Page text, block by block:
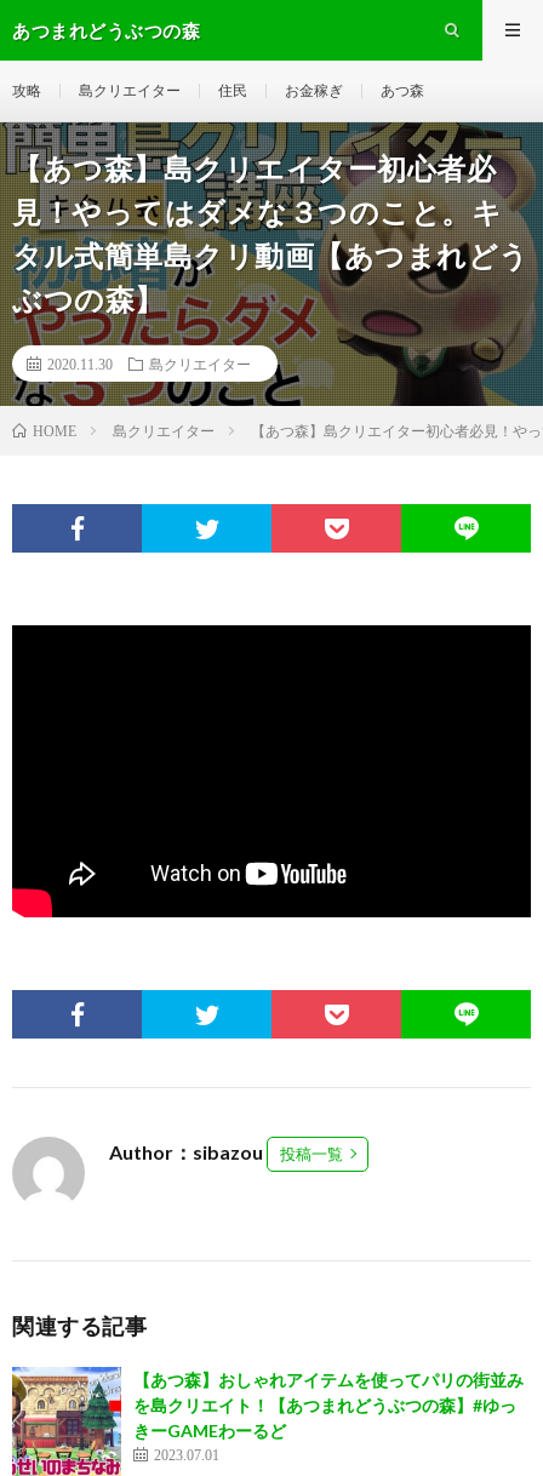
あつまれどうぶつの森
攻略 島クリエイター 住民 お金稼ぎ あつ森
【あつ森】島クリエイター初心者必
見！やってはダメな３つのこと。キ
タル式簡単島クリ動画【あつまれどう
ぶつの森】
2020.11.30 島クリエイター
HOME 島クリエイター 【あつ森】島クリエイター初心者必見！や
Author：sibazou 投稿一覧
関連する記事
【あつ森】おしゃれアイテムを使ってパリの街並み
を島クリエイト！【あつまれどうぶつの森】#ゆっ
きーGAMEわーるど
2023.07.01